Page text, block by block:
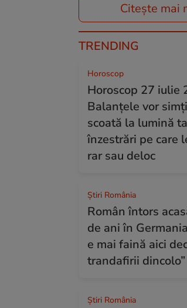
Citește mai
TRENDING
Horoscop
Horoscop 27 iulie
Balanțele vor
scoată la lumină
înzestrări pe care
rar sau deloc
Știri România
Român întors
de ani în
e mai faină aici
trandafirii dincolo”
Știri România